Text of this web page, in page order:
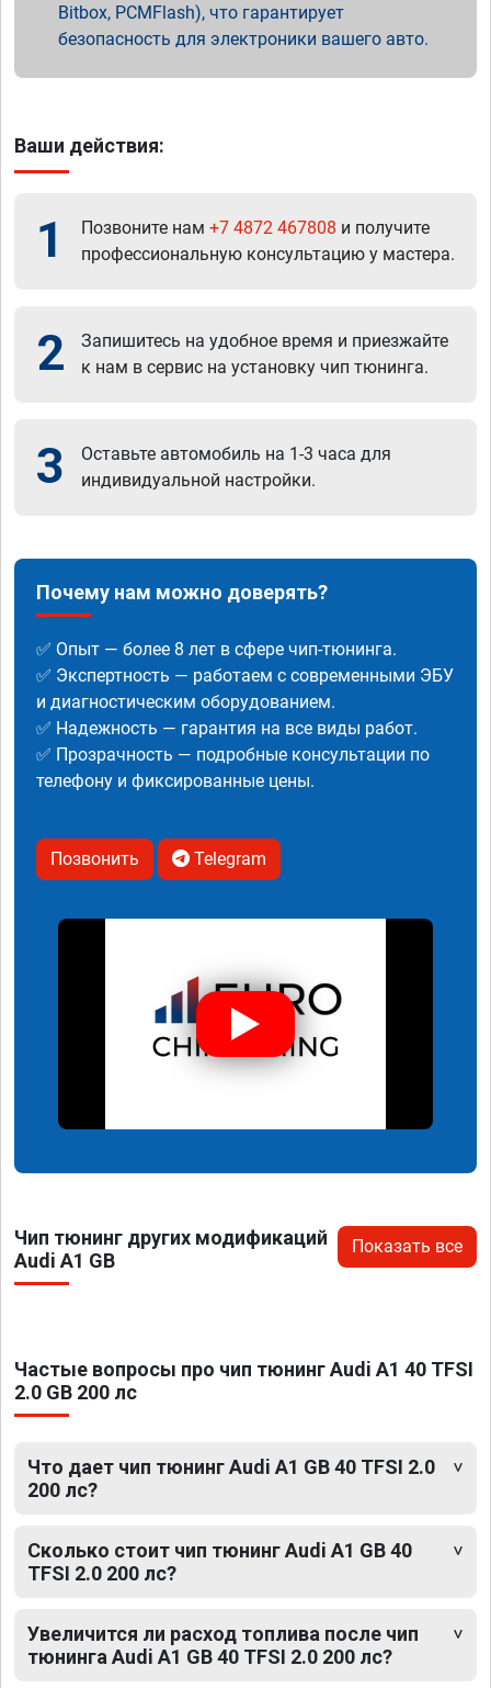
Bitbox, PCMFlash), что гарантирует
безопасность для электроники вашего авто.
Ваши действия:
1 Позвоните нам +7 4872 467808 и получите
профессиональную консультацию у мастера.
2
Запишитесь на удобное время и приезжайте
к нам в сервис на установку чип тюнинга.
3
Оставьте автомобиль на 1-3 часа для
индивидуальной настройки.
Почему нам можно доверять?
✅ Опыт — более 8 лет в сфере чип-тюнинга.
✅ Экспертность — работаем с современными ЭБУ
и диагностическим оборудованием.
✅ Надежность — гарантия на все виды работ.
✅ Прозрачность — подробные консультации по
телефону и фиксированные цены.
Позвонить Telegram
Чип тюнинг других модификаций
Audi A1 GB
Показать все
Частые вопросы про чип тюнинг Audi A1 40 TFSI
2.0 GB 200 лс
Что дает чип тюнинг Audi A1 GB 40 TFSI 2.0
200 лс?
Сколько стоит чип тюнинг Audi A1 GB 40
TFSI 2.0 200 лс?
Увеличится ли расход топлива после чип
тюнинга Audi A1 GB 40 TFSI 2.0 200 лс?